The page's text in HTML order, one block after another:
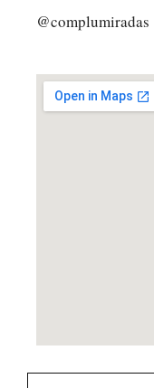
@complumiradas